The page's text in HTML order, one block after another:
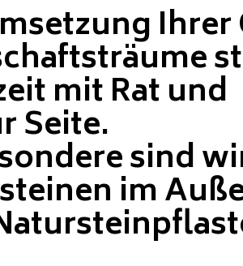
Ihrer
mit Rat und
Seite.
sind
im